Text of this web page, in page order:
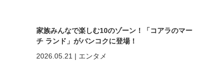
家族みんなで楽しむ10のゾーン！「コアラのマー
チ ランド」がバンコクに登場！
2026.05.21 | エンタメ